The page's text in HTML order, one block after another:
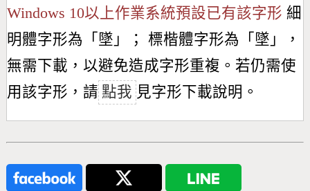
Windows 10以上作業系統預設已有該字形 細
明體字形為「 墜 」； 標楷體字形為「 墜 」，
無需下載，以避免造成字形重複。若仍需使
用該字形，請 點我 見字形下載說明。